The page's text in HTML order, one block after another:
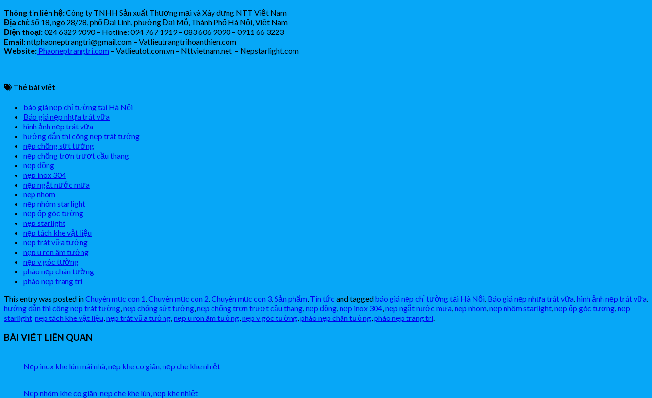
Thông tin liên hệ:Công ty TNHH Sản xuất Thương mại và Xây dựng NTT Việt Nam
Địa chỉ:Số 18, ngõ 28/28, phố Đại Linh, phường Đại Mỗ, Thành Phố Hà Nội, Việt Nam
Điện thoại:024 6329 9090 – Hotline: 094 767 1919 – 083 606 9090 – 0911 66 3223
Email:nttphaoneptrangtri@gmail.com – Vatlieutrangtrihoanthien.com
Website: Phaoneptrangtri.com – Vatlieutot.com.vn – Nttvietnam.net – Nepstarlight.com
Thẻ bài viết
báo giá nẹp chỉ tường tại Hà Nội
Báo giá nẹp nhựa trát vữa
hình ảnh nẹp trát vữa
hướng dẫn thi công nẹp trát tường
nẹp chống sứt tường
nẹp chống trơn trượt cầu thang
nẹp đồng
nẹp inox 304
nẹp ngắt nước mưa
nep nhom
nẹp nhôm starlight
nẹp ốp góc tường
nẹp starlight
nẹp tách khe vật liệu
nẹp trát vữa tường
nẹp u ron âm tường
nẹp v góc tường
phào nẹp chân tường
phào nẹp trang trí
This entry was posted inChuyên mục con 1,Chuyên mục con 2,Chuyên mục con 3,Sản phẩm, Tin tức and tagged báo giá nẹp chỉ tường tại Hà Nội, Báo giá nẹp nhựa trát vữa,hình ảnh nẹp trát vữa,
hướng dẫn thi công nẹp trát tường,nẹp chống sứt tường,nẹp chống trơn trượt cầu thang,nẹp đồng,nẹp inox 304,nẹp ngắt nước mưa,nep nhom,nẹp nhôm starlight,nẹp ốp góc tường,nẹp
starlight,nẹp tách khe vật liệu,nẹp trát vữa tường,nẹp u ron âm tường,nẹp v góc tường,phào nẹp chân tường,phào nẹp trang trí.
BÀI VIẾT LIÊN QUAN
Nẹp inox khe lún mái nhà, nẹp khe co giãn, nẹp che khe nhiệt
Nẹp nhôm khe co giãn, nẹp che khe lún, nẹp khe nhiệt